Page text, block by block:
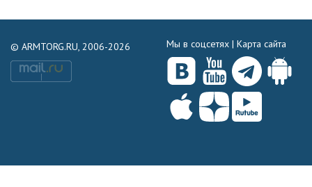
© ARMTORG.RU, 2006-2026 Мы в соцсетях | Карта сайта